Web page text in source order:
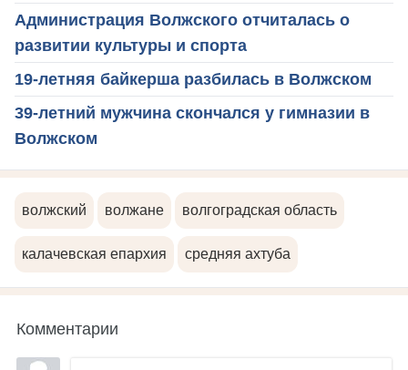
Администрация Волжского отчиталась о
развитии культуры и спорта
19-летняя байкерша разбилась в Волжском
39-летний мужчина скончался у гимназии в
Волжском
волжский волжане волгоградская область
калачевская епархия средняя ахтуба
Комментарии